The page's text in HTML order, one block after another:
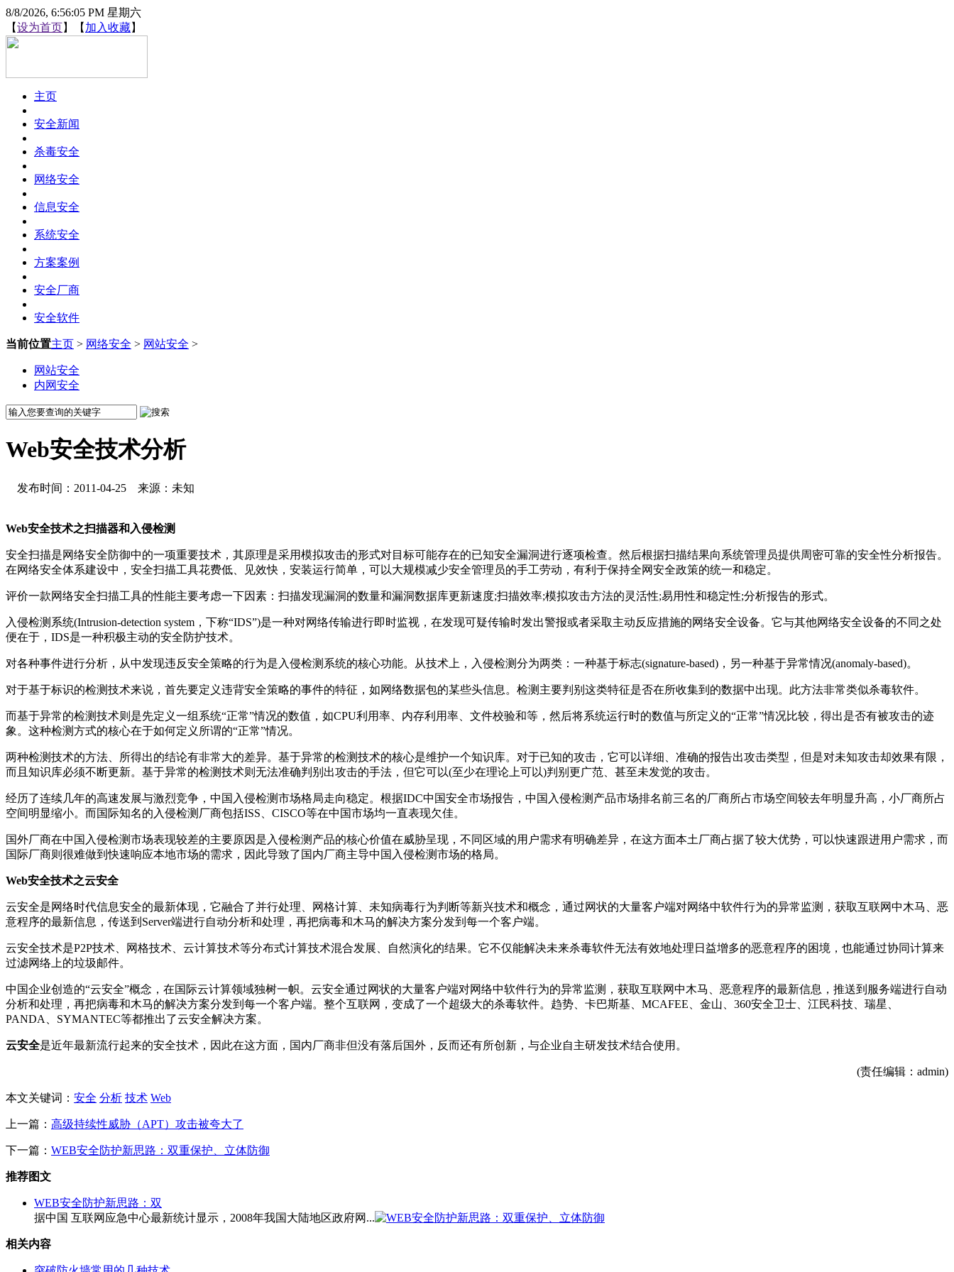
8/8/2026, 6:56:05 PM 星期六
【设为首页】【 加入收藏】
主页
安全新闻
杀毒安全
网络安全
信息安全
系统安全
方案案例
安全厂商
安全软件
当前位置主页 > 网络安全 > 网站安全 >
网站安全
内网安全
Web安全技术分析
发布时间：2011-04-25 来源：未知
Web安全技术之扫描器和入侵检测
安全扫描是网络安全防御中的一项重要技术，其原理是采用模拟攻击的形式对目标可能存在的已知安全漏洞进行逐项检查。然后根据扫描结果向系统管理员提供周密可靠的安全性分析报告。
在网络安全体系建设中，安全扫描工具花费低、见效快，安装运行简单，可以大规模减少安全管理员的手工劳动，有利于保持全网安全政策的统一和稳定。
评价一款网络安全扫描工具的性能主要考虑一下因素：扫描发现漏洞的数量和漏洞数据库更新速度;扫描效率;模拟攻击方法的灵活性;易用性和稳定性;分析报告的形式。
入侵检测系统(Intrusion-detection system，下称“IDS”)是一种对网络传输进行即时监视，在发现可疑传输时发出警报或者采取主动反应措施的网络安全设备。它与其他网络安全设备的不同之处
便在于，IDS是一种积极主动的安全防护技术。
对各种事件进行分析，从中发现违反安全策略的行为是入侵检测系统的核心功能。从技术上，入侵检测分为两类：一种基于标志(signature-based)，另一种基于异常情况(anomaly-based)。
对于基于标识的检测技术来说，首先要定义违背安全策略的事件的特征，如网络数据包的某些头信息。检测主要判别这类特征是否在所收集到的数据中出现。此方法非常类似杀毒软件。
而基于异常的检测技术则是先定义一组系统“正常”情况的数值，如CPU利用率、内存利用率、文件校验和等，然后将系统运行时的数值与所定义的“正常”情况比较，得出是否有被攻击的迹
象。这种检测方式的核心在于如何定义所谓的“正常”情况。
两种检测技术的方法、所得出的结论有非常大的差异。基于异常的检测技术的核心是维护一个知识库。对于已知的攻击，它可以详细、准确的报告出攻击类型，但是对未知攻击却效果有限，
而且知识库必须不断更新。基于异常的检测技术则无法准确判别出攻击的手法，但它可以(至少在理论上可以)判别更广范、甚至未发觉的攻击。
经历了连续几年的高速发展与激烈竞争，中国入侵检测市场格局走向稳定。根据IDC中国安全市场报告，中国入侵检测产品市场排名前三名的厂商所占市场空间较去年明显升高，小厂商所占
空间明显缩小。而国际知名的入侵检测厂商包括ISS、CISCO等在中国市场均一直表现欠佳。
国外厂商在中国入侵检测市场表现较差的主要原因是入侵检测产品的核心价值在威胁呈现，不同区域的用户需求有明确差异，在这方面本土厂商占据了较大优势，可以快速跟进用户需求，而
国际厂商则很难做到快速响应本地市场的需求，因此导致了国内厂商主导中国入侵检测市场的格局。
Web安全技术之云安全
云安全是网络时代信息安全的最新体现，它融合了并行处理、网格计算、未知病毒行为判断等新兴技术和概念，通过网状的大量客户端对网络中软件行为的异常监测，获取互联网中木马、恶
意程序的最新信息，传送到Server端进行自动分析和处理，再把病毒和木马的解决方案分发到每一个客户端。
云安全技术是P2P技术、网格技术、云计算技术等分布式计算技术混合发展、自然演化的结果。它不仅能解决未来杀毒软件无法有效地处理日益增多的恶意程序的困境，也能通过协同计算来
过滤网络上的垃圾邮件。
中国企业创造的“云安全”概念，在国际云计算领域独树一帜。云安全通过网状的大量客户端对网络中软件行为的异常监测，获取互联网中木马、恶意程序的最新信息，推送到服务端进行自动
分析和处理，再把病毒和木马的解决方案分发到每一个客户端。整个互联网，变成了一个超级大的杀毒软件。趋势、卡巴斯基、MCAFEE、金山、360安全卫士、江民科技、瑞星、
PANDA、SYMANTEC等都推出了云安全解决方案。
云安全是近年最新流行起来的安全技术，因此在这方面，国内厂商非但没有落后国外，反而还有所创新，与企业自主研发技术结合使用。
(责任编辑：admin)
本文关键词： 安全 分析 技术 Web
上一篇： 高级持续性威胁（APT）攻击被夸大了
下一篇： WEB安全防护新思路：双重保护、立体防御
推荐图文
WEB安全防护新思路：双
据中国 互联网应急中心最新统计显示，2008年我国大陆地区政府网...
相关内容